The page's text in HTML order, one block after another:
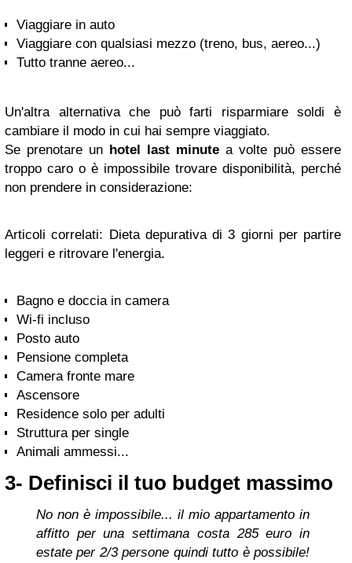
Viaggiare in auto
Viaggiare con qualsiasi mezzo (treno, bus, aereo...)
Tutto tranne aereo...
Un'altra alternativa che può farti risparmiare soldi è
cambiare il modo in cui hai sempre viaggiato.
Se prenotare un hotel last minute a volte può essere
troppo caro o è impossibile trovare disponibilità, perché
non prendere in considerazione:
Articoli correlati: Dieta depurativa di 3 giorni per partire
leggeri e ritrovare l'energia.
Bagno e doccia in camera
Wi-fi incluso
Posto auto
Pensione completa
Camera fronte mare
Ascensore
Residence solo per adulti
Struttura per single
Animali ammessi...
3- Definisci il tuo budget massimo
No non è impossibile... il mio appartamento in
affitto per una settimana costa 285 euro in
estate per 2/3 persone quindi tutto è possibile!